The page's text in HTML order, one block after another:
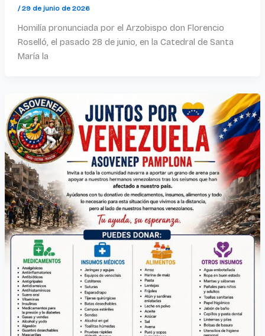
/29 de junio de 2026
Homilía pronunciada por el Arzobispo don Florencio
Roselló, el pasado 28 de junio, en la Catedral de Santa
María la